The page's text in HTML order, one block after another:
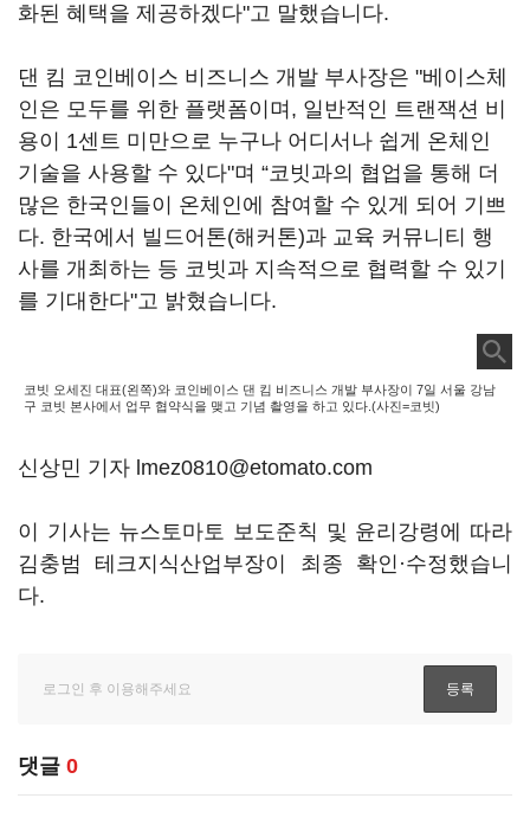
화된 혜택을 제공하겠다"고 말했습니다.
댄 킴 코인베이스 비즈니스 개발 부사장은 "베이스체
인은 모두를 위한 플랫폼이며, 일반적인 트랜잭션 비
용이 1센트 미만으로 누구나 어디서나 쉽게 온체인
기술을 사용할 수 있다"며 “코빗과의 협업을 통해 더
많은 한국인들이 온체인에 참여할 수 있게 되어 기쁘
다. 한국에서 빌드어톤(해커톤)과 교육 커뮤니티 행
사를 개최하는 등 코빗과 지속적으로 협력할 수 있기
를 기대한다"고 밝혔습니다.
코빗 오세진 대표(왼쪽)와 코인베이스 댄 킴 비즈니스 개발 부사장이 7일 서울 강남
구 코빗 본사에서 업무 협약식을 맺고 기념 촬영을 하고 있다.(사진=코빗)
신상민 기자 lmez0810@etomato.com
이 기사는 뉴스토마토 보도준칙 및 윤리강령에 따라
김충범 테크지식산업부장이 최종 확인·수정했습니
다.
댓글 0